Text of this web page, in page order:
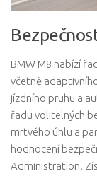
BMW M8 nabízí
včetně
jízdního pruhu a
řadu volitelných
mrtvého úhlu a
hodnocení
Administration.